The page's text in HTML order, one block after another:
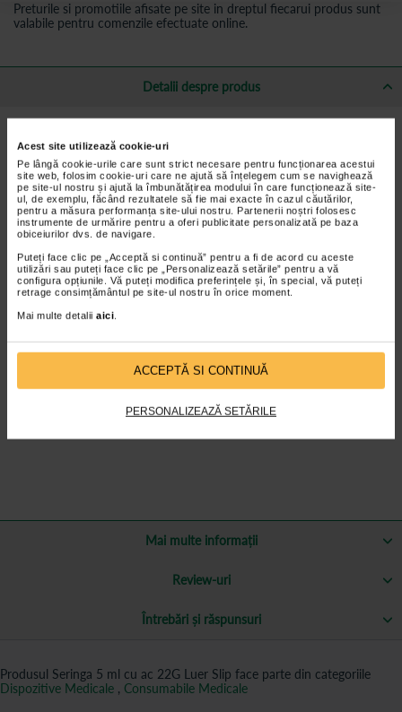
Acest site utilizează cookie-uri
Pe lângă cookie-urile care sunt strict necesare pentru funcționarea acestui
site web, folosim cookie-uri care ne ajută să înțelegem cum se navighează
pe site-ul nostru și ajută la îmbunătățirea modului în care funcționează site-
ul, de exemplu, făcând rezultatele să fie mai exacte în cazul căutărilor,
pentru a măsura performanța site-ului nostru. Partenerii noștri folosesc
instrumente de urmărire pentru a oferi publicitate personalizată pe baza
obiceiurilor dvs. de navigare.
Puteți face clic pe „Acceptă si continuă” pentru a fi de acord cu aceste
utilizări sau puteți face clic pe „Personalizează setările” pentru a vă
configura opțiunile. Vă puteți modifica preferințele și, în special, vă puteți
retrage consimțământul pe site-ul nostru în orice moment.
Mai multe detalii aici.
ACCEPTĂ SI CONTINUĂ
PERSONALIZEAZĂ SETĂRILE
Preturile si promotiile afisate pe site in dreptul fiecarui produs sunt
valabile pentru comenzile efectuate online.
Detalii despre produs
Caracteristici Seringa 5 ml cu ac 22G Luer Slip
Ac detasabil: 22G (0.7 x 32 mm)
Seringa sterila, de unica folosinta.
Capacitate: 5 ml
Folositi imediat dupa despachetare, scoateti capacul acului,
trageti medicamentul lichid, lasati sa iasa aerul apoi injectati.
Nu folositi daca ambalajul este deschis sau deteriorat.
Depozitati in locuri ferite de soare, racoroase, uscate, ventilate si
Verificati data expirarii inainte de utilizare
Dupa utilizare trebuie aruncat conform legislatiei in vigoare.
Mai multe informații
Review-uri
Întrebări și răspunsuri
Produsul Seringa 5 ml cu ac 22G Luer Slip face parte din categoriile
Dispozitive Medicale , Consumabile Medicale